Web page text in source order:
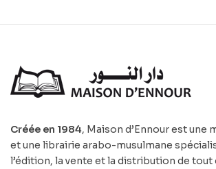
Créée en 1984, Maison d’Ennour est une
et une librairie arabo-musulmane
l’édition, la vente et la distribution de tout